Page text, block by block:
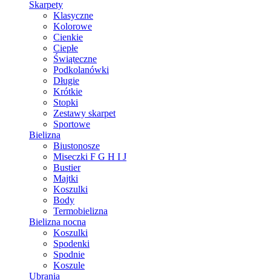
Skarpety
Klasyczne
Kolorowe
Cienkie
Ciepłe
Świąteczne
Podkolanówki
Długie
Krótkie
Stopki
Zestawy skarpet
Sportowe
Bielizna
Biustonosze
Miseczki F G H I J
Bustier
Majtki
Koszulki
Body
Termobielizna
Bielizna nocna
Koszulki
Spodenki
Spodnie
Koszule
Ubrania